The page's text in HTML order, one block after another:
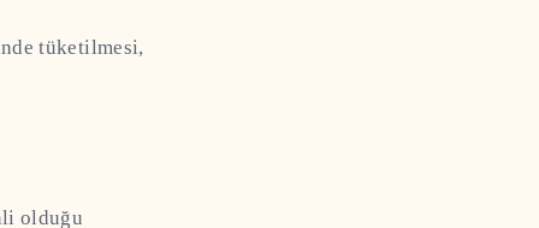
tüketilmesi,
olduğu